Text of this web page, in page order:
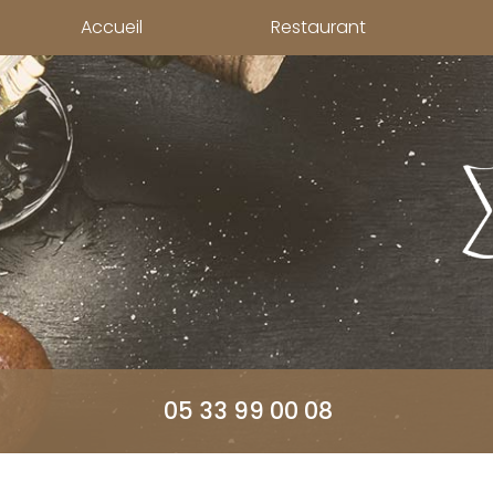
contenu
principal
Accueil Restaurant
05 33 99 00 08